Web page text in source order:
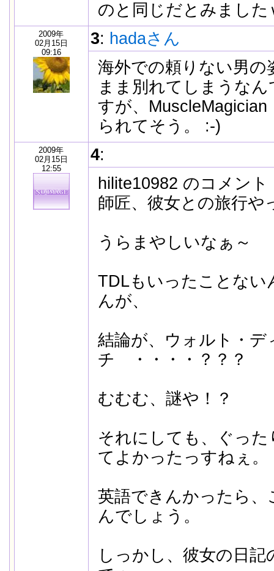
のと同じだとみました
2009年
02月15日
09:16
3: hadaさん
海外での頼りない男の
まま別れてしまうな
すが、
られてそう。 :-)
2009年
02月15日
12:55
4:
hilite10982 のコメント
師匠、彼女との旅行や
うらまやしいなぁ～
TDLもいったことない
んが、
結論が、ウォルト・デ
チ ・・・・？？？
むむむ、謎や！？
それにしても、ぐっ
てよかったっすねぇ。
英語できんかったら
んでしょう。
しっかし、彼女の日